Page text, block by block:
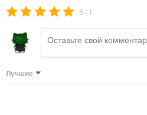
5 / 1
Лучшие